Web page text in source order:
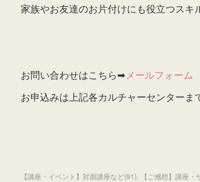
家族やお友達のお片付けにも役立つスキ
お問い合わせはこちら➡ メールフォーム
お申込みは上記各カルチャーセンターま
【講座・イベント】対面講座など(91) 【ご感想】講座・